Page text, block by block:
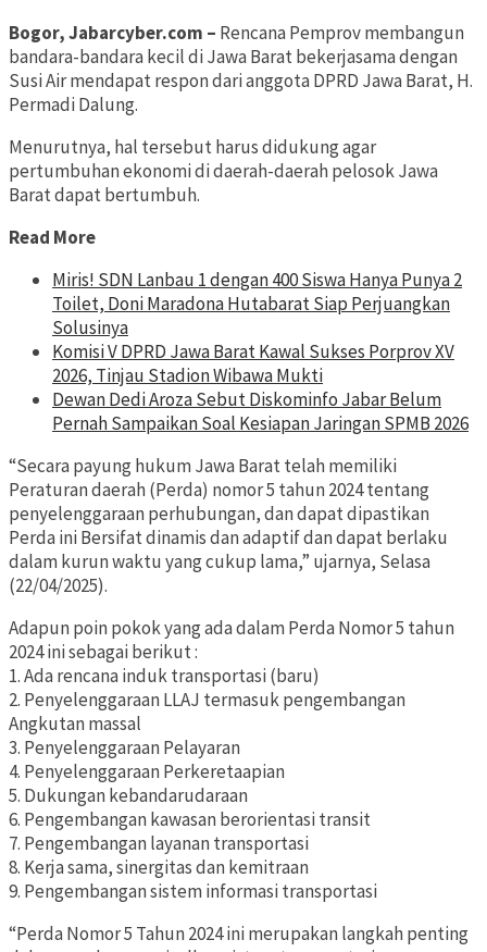
Bogor, Jabarcyber.com – Rencana Pemprov membangun
bandara-bandara kecil di Jawa Barat bekerjasama dengan
Susi Air mendapat respon dari anggota DPRD Jawa Barat, H.
Permadi Dalung.
Menurutnya, hal tersebut harus didukung agar
pertumbuhan ekonomi di daerah-daerah pelosok Jawa
Barat dapat bertumbuh.
Read More
Miris! SDN Lanbau 1 dengan 400 Siswa Hanya Punya 2
Toilet, Doni Maradona Hutabarat Siap Perjuangkan
Solusinya
Komisi V DPRD Jawa Barat Kawal Sukses Porprov XV
2026, Tinjau Stadion Wibawa Mukti
Dewan Dedi Aroza Sebut Diskominfo Jabar Belum
Pernah Sampaikan Soal Kesiapan Jaringan SPMB 2026
“Secara payung hukum Jawa Barat telah memiliki
Peraturan daerah (Perda) nomor 5 tahun 2024 tentang
penyelenggaraan perhubungan, dan dapat dipastikan
Perda ini Bersifat dinamis dan adaptif dan dapat berlaku
dalam kurun waktu yang cukup lama,” ujarnya, Selasa
(22/04/2025).
Adapun poin pokok yang ada dalam Perda Nomor 5 tahun
2024 ini sebagai berikut :
1. Ada rencana induk transportasi (baru)
2. Penyelenggaraan LLAJ termasuk pengembangan
Angkutan massal
3. Penyelenggaraan Pelayaran
4. Penyelenggaraan Perkeretaapian
5. Dukungan kebandarudaraan
6. Pengembangan kawasan berorientasi transit
7. Pengembangan layanan transportasi
8. Kerja sama, sinergitas dan kemitraan
9. Pengembangan sistem informasi transportasi
“Perda Nomor 5 Tahun 2024 ini merupakan langkah penting